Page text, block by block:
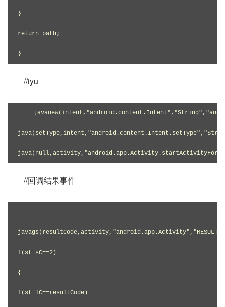
}
return path;
//iyu
//回调结果事件
f(st_sC==2)
{
f(st_lC==resultCode)